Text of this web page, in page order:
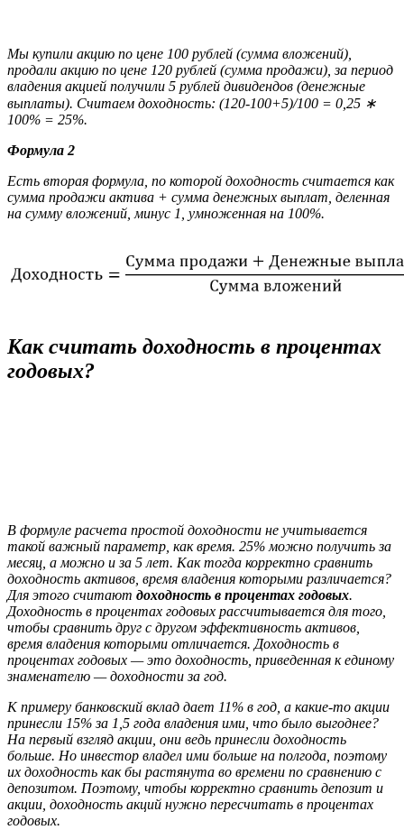
Мы купили акцию по цене 100 рублей (сумма вложений),
продали акцию по цене 120 рублей (сумма продажи), за период
владения акцией получили 5 рублей дивидендов (денежные
выплаты). Считаем доходность: (120-100+5)/100 = 0,25 ∗
100% = 25%.
Формула 2
Есть вторая формула, по которой доходность считается как
сумма продажи актива + сумма денежных выплат, деленная
на сумму вложений, минус 1, умноженная на 100%.
Как считать доходность в процентах
годовых?
В формуле расчета простой доходности не учитывается
такой важный параметр, как время. 25% можно получить за
месяц, а можно и за 5 лет. Как тогда корректно сравнить
доходность активов, время владения которыми различается?
Для этого считают доходность в процентах годовых.
Доходность в процентах годовых рассчитывается для того,
чтобы сравнить друг с другом эффективность активов,
время владения которыми отличается. Доходность в
процентах годовых — это доходность, приведенная к единому
знаменателю — доходности за год.
К примеру банковский вклад дает 11% в год, а какие-то акции
принесли 15% за 1,5 года владения ими, что было выгоднее?
На первый взгляд акции, они ведь принесли доходность
больше. Но инвестор владел ими больше на полгода, поэтому
их доходность как бы растянута во времени по сравнению с
депозитом. Поэтому, чтобы корректно сравнить депозит и
акции, доходность акций нужно пересчитать в процентах
годовых.